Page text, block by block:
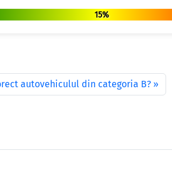
15%
autovehiculul din categoria B?